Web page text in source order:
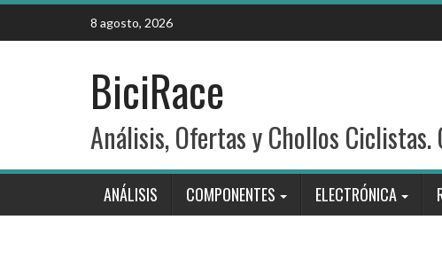
Skip
content
8 agosto, 2026
BiciRace
Análisis, Ofertas y Chollos
ANÁLISIS COMPONENTES ELECTRÓNICA